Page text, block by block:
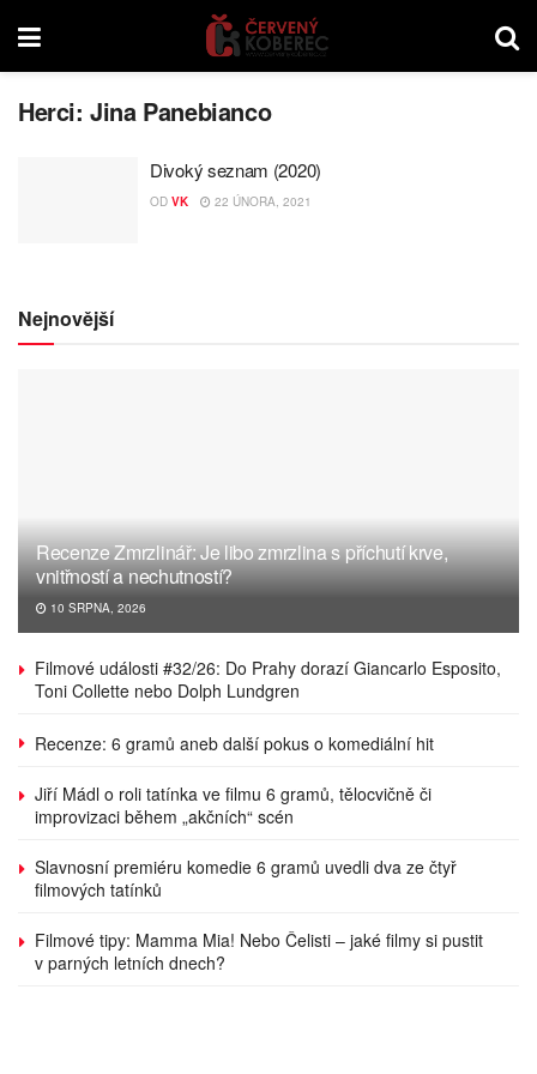
Herci:Jina Panebianco
Divoký seznam (2020)
OD VK 22 ÚNORA, 2021
Nejnovější
Recenze Zmrzlinář: Je libo zmrzlina s příchutí krve,
vnitřností a nechutností?
10 SRPNA, 2026
Filmové události #32/26: Do Prahy dorazí Giancarlo Esposito,
Toni Collette nebo Dolph Lundgren
Recenze: 6 gramů aneb další pokus o komediální hit
Jiří Mádl o roli tatínka ve filmu 6 gramů, tělocvičně či
improvizaci během „akčních“ scén
Slavnosní premiéru komedie 6 gramů uvedli dva ze čtyř
filmových tatínků
Filmové tipy: Mamma Mia! Nebo Čelisti – jaké filmy si pustit
v parných letních dnech?